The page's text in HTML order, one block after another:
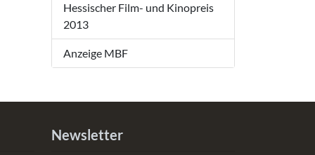
Hessischer Film- und Kinopreis
2013
Anzeige MBF
Newsletter